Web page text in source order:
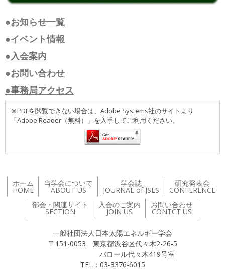
●お知らせ一覧
●イベント情報
●入会案内
●お問い合わせ
●事務局アクセス
※PDFを閲覧できない場合は、Adobe Systems社のサイトより
「Adobe Reader（無料）」を入手してご利用ください。
ホーム
HOME
当学会について
ABOUT US
学会誌
JOURNAL of JSES
研究発表会
CONFERENCE
部会・関連サイト
SECTION
入会のご案内
JOIN US
お問い合わせ
CONTCT US
一般社団法人日本太陽エネルギー学会
〒151-0053 東京都渋谷区代々木2-26-5
バロール代々木419号室
TEL：03-3376-6015